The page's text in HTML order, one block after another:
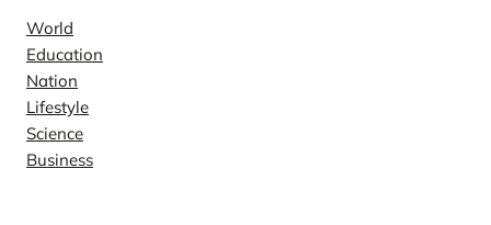
World
Education
Nation
Lifestyle
Science
Business